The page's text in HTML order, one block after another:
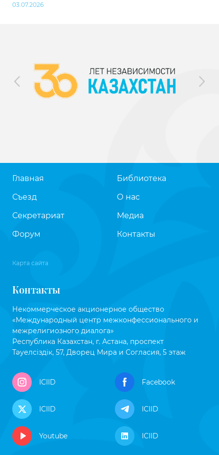
03.07.2026
Главная
Съезд
Секретариат
Форум
Библиотека
О нас
Медиа
Контакты
Карта сайта
Контакты
Некоммерческое акционерное общество
«Международный центр межконфессионального и
межрелигиозного диалога»
Республика Казахстан, г. Астана, проспект
Тәуелсіздік, 57, Дворец Мира и Согласия, 5 этаж
ICIID Facebook
ICIID ICIID
Youtube ICIID